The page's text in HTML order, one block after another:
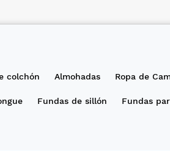
colchón Almohadas Ropa de
Fundas de sillón Fundas